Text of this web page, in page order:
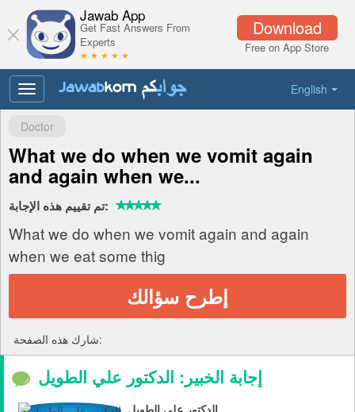
Download
Free on App Store
Jawab App
Get Fast Answers From
Experts
★ ★ ★ ★ ★
English
Toggle
navigation
Doctor
What we do when we vomit again
and again when we...
تم تقييم هذه الإجابة:
What we do when we vomit again and again
when we eat some thig
إطرح سؤالك
شارك هذه الصفحة:
إجابة الخبير: الدكتور علي الطويل
الدكتور علي الطويل